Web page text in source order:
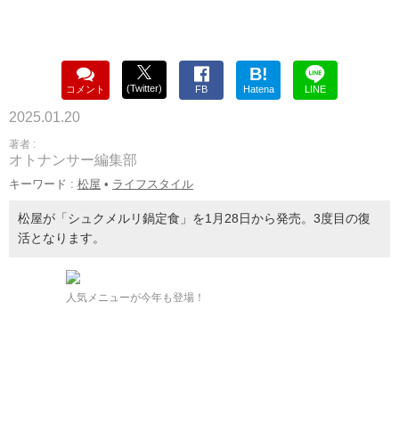
コメント (Twitter) FB
B!
Hatena LINE
2025.01.20
著者 :
オトナンサー編集部
キーワード : 松屋 • ライフスタイル
松屋が「シュクメルリ鍋定食」を1月28日から発売。3度目の復
活となります。
人気メニューが今年も登場！